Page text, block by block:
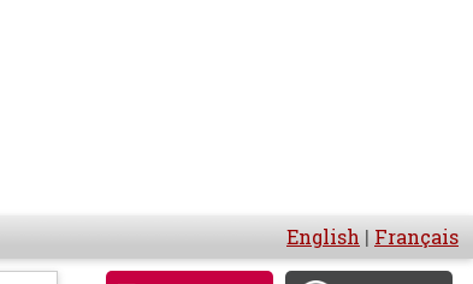
English | Français